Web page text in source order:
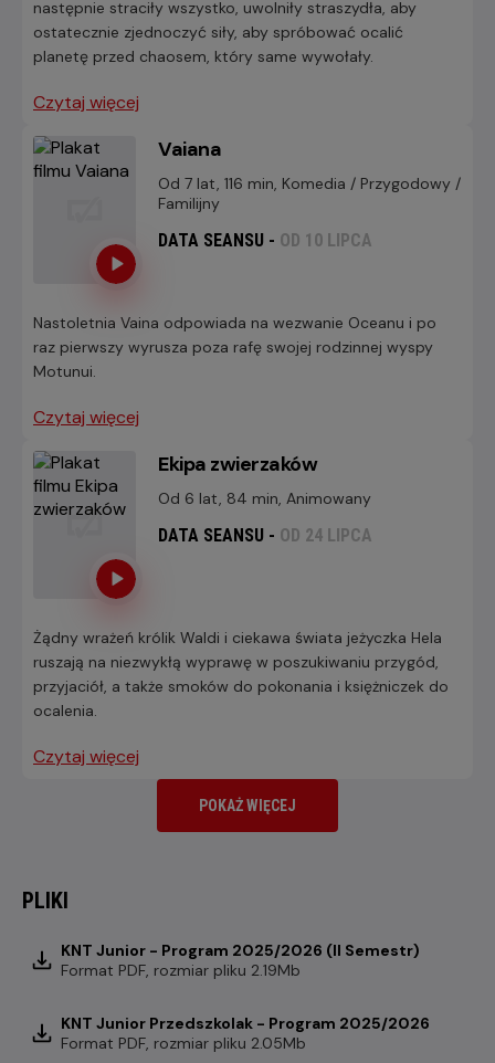
następnie straciły wszystko, uwolniły straszydła, aby
ostatecznie zjednoczyć siły, aby spróbować ocalić
planetę przed chaosem, który same wywołały.
Czytaj więcej
Vaiana
Od 7 lat, 116 min, Komedia / Przygodowy /
Familijny
DATA SEANSU - OD 10 LIPCA
Nastoletnia Vaina odpowiada na wezwanie Oceanu i po
raz pierwszy wyrusza poza rafę swojej rodzinnej wyspy
Motunui.
Czytaj więcej
Ekipa zwierzaków
Od 6 lat, 84 min, Animowany
DATA SEANSU - OD 24 LIPCA
Żądny wrażeń królik Waldi i ciekawa świata jeżyczka Hela
ruszają na niezwykłą wyprawę w poszukiwaniu przygód,
przyjaciół, a także smoków do pokonania i księżniczek do
ocalenia.
Czytaj więcej
POKAŻ WIĘCEJ
PLIKI
KNT Junior - Program 2025/2026 (II Semestr)
Format PDF , rozmiar pliku 2.19Mb
KNT Junior Przedszkolak - Program 2025/2026
Format PDF , rozmiar pliku 2.05Mb